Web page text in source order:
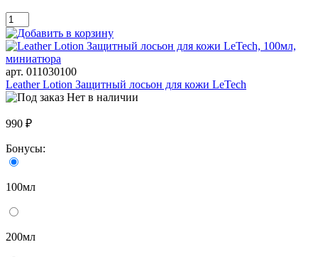
арт. 011030100
Leather Lotion Защитный лосьон для кожи LeTech
Нет в наличии
990 ₽
Бонусы:
100мл
200мл